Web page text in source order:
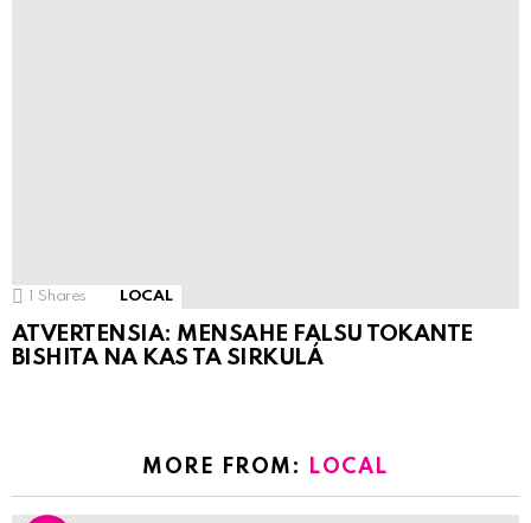
1 Shares LOCAL
ATVERTENSIA: MENSAHE FALSU TOKANTE
BISHITA NA KAS TA SIRKULÁ
MORE FROM: LOCAL